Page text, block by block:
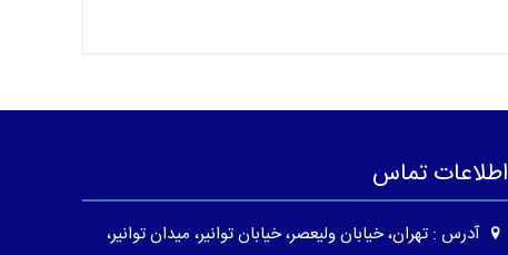
اطلاعات تماس
آدرس : تهران، خیابان ولیعصر، خیابان توانیر، میدان توانیر،